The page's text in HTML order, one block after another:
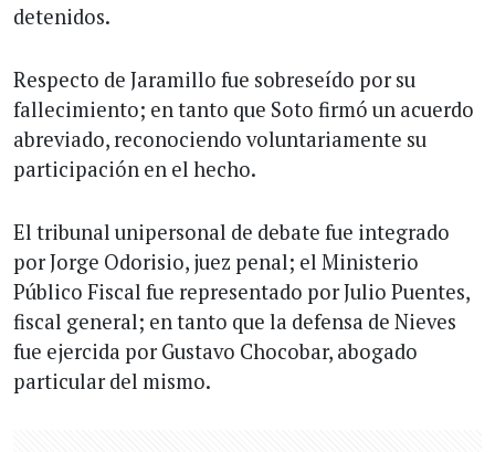
detenidos.
Respecto de Jaramillo fue sobreseído por su
fallecimiento; en tanto que Soto firmó un acuerdo
abreviado, reconociendo voluntariamente su
participación en el hecho.
El tribunal unipersonal de debate fue integrado
por Jorge Odorisio, juez penal; el Ministerio
Público Fiscal fue representado por Julio Puentes,
fiscal general; en tanto que la defensa de Nieves
fue ejercida por Gustavo Chocobar, abogado
particular del mismo.